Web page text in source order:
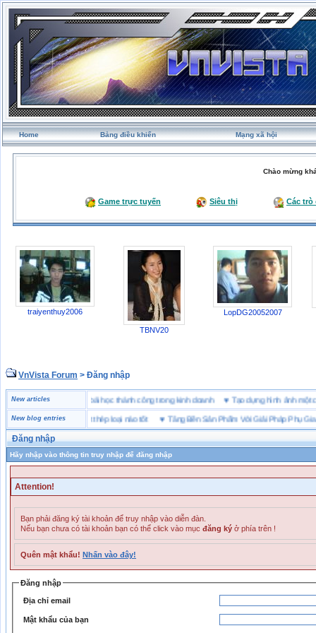
Home Bảng điều khiển Mạng xã hội
Chào mừng
Game trực tuyến Siêu thị Các trò
traiyenthuy2006
TBNV20
LopDG20052007
VnVista Forum > Đăng nhập
New articles
biệt” của Microsoft ♥4 bài học thành công trong kinh doanh ♥Tạo dựng hình ảnh
New blog entries
hộ lót Kevlar và lót thép loại nào tốt♥ Tăng Bền Sản Phẩm Với Giải Pháp Phụ Gia
Đăng nhập
Hãy nhập vào thông tin truy nhập để đăng nhập
Attention!
Bạn phải đăng ký tài khoản để truy nhập vào diễn đàn.
Nếu bạn chưa có tài khoản bạn có thể click vào mục đăng ký ở phía trên !
Quên mật khẩu! Nhấn vào đây!
Đăng nhập
Địa chỉ email
Mật khẩu của bạn